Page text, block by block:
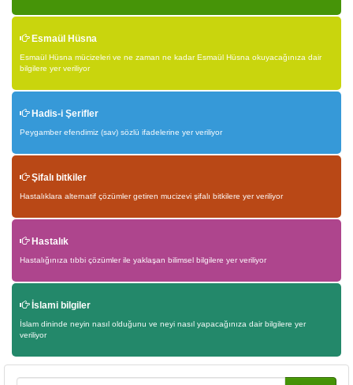
Esmaül Hüsna
Esmaül Hüsna mücizeleri ve ne zaman ne kadar Esmaül Hüsna okuyacağınıza dair
bilgilere yer veriliyor
Hadis-i Şerifler
Peygamber efendimiz (sav) sözlü ifadelerine yer veriliyor
Şifalı bitkiler
Hastalıklara alternatif çözümler getiren mucizevi şifalı bitkilere yer veriliyor
Hastalık
Hastalığınıza tıbbi çözümler ile yaklaşan bilimsel bilgilere yer veriliyor
İslami bilgiler
İslam dininde neyin nasıl olduğunu ve neyi nasıl yapacağınıza dair bilgilere yer
veriliyor